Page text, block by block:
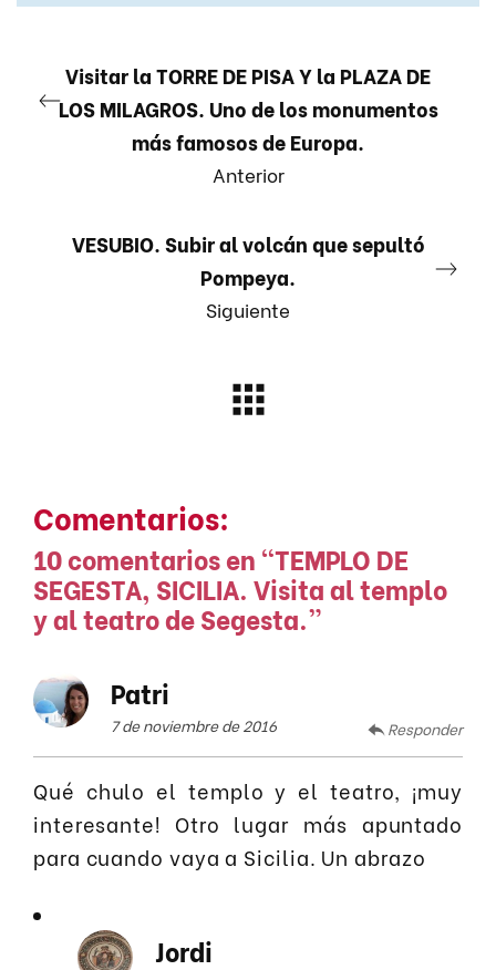
Visitar la TORRE DE PISA Y la PLAZA DE
LOS MILAGROS. Uno de los monumentos
más famosos de Europa.
Anterior
VESUBIO. Subir al volcán que sepultó
Pompeya.
Siguiente
Comentarios:
10 comentarios en “TEMPLO DE
SEGESTA, SICILIA. Visita al templo
y al teatro de Segesta.”
Patri
7 de noviembre de 2016 Responder
Qué chulo el templo y el teatro, ¡muy
interesante! Otro lugar más apuntado
para cuando vaya a Sicilia. Un abrazo
Jordi